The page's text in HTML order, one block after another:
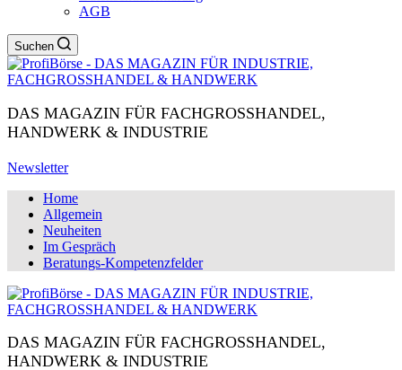
AGB
Suchen
DAS MAGAZIN FÜR FACHGROSSHANDEL,
HANDWERK & INDUSTRIE
Newsletter
Home
Allgemein
Neuheiten
Im Gespräch
Beratungs-Kompetenzfelder
DAS MAGAZIN FÜR FACHGROSSHANDEL,
HANDWERK & INDUSTRIE